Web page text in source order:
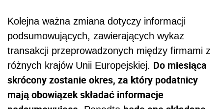
Kolejna ważna zmiana dotyczy informacji
podsumowujących, zawierających wykaz
transakcji przeprowadzonych między firmami z
różnych krajów Unii Europejskiej. Do miesiąca
skrócony zostanie okres, za który podatnicy
mają obowiązek składać informacje